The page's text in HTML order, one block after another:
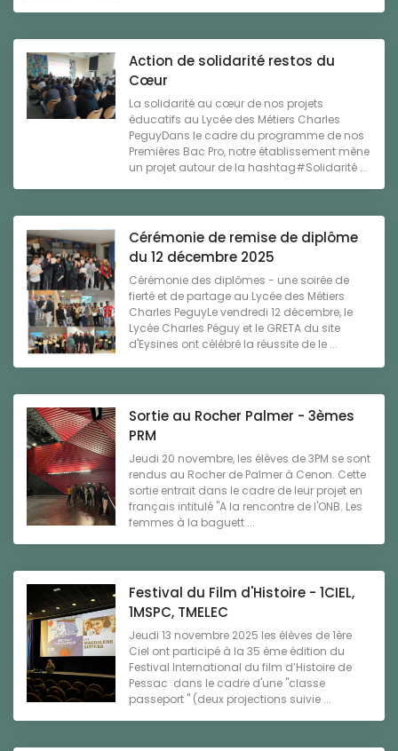
Action de solidarité restos du
Cœur
La solidarité au cœur de nos projets
éducatifs au Lycée des Métiers Charles
PeguyDans le cadre du programme de nos
Premières Bac Pro, notre établissement mène
un projet autour de la hashtag#Solidarité ...
Cérémonie de remise de diplôme
du 12 décembre 2025
Cérémonie des diplômes - une soirée de
fierté et de partage au Lycée des Métiers
Charles PeguyLe vendredi 12 décembre, le
Lycée Charles Péguy et le GRETA du site
d'Eysines ont célébré la réussite de le ...
Sortie au Rocher Palmer - 3èmes
PRM
Jeudi 20 novembre, les élèves de 3PM se sont
rendus au Rocher de Palmer à Cenon. Cette
sortie entrait dans le cadre de leur projet en
français intitulé "A la rencontre de l'ONB. Les
femmes à la baguett ...
Festival du Film d'Histoire - 1CIEL,
1MSPC, TMELEC
Jeudi 13 novembre 2025 les élèves de 1ère
Ciel ont participé à la 35 ème édition du
Festival International du film d’Histoire de
Pessac dans le cadre d'une "classe
passeport " (deux projections suivie ...